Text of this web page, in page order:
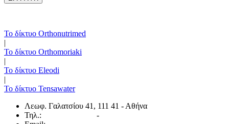
Το δίκτυο Orthonutrimed
|
Το δίκτυο Orthomoriaki
|
Το δίκτυο Eleodi
|
Το δίκτυο Tensawater
Λεωφ. Γαλατσίου 41, 111 41 - Αθήνα
Τηλ.:
-